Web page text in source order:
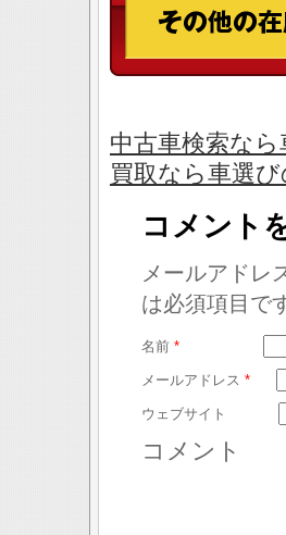
中古車検索な
買取なら車選
コメント
メールアドレ
は必須項目で
名前 *
メールアドレス *
ウェブサイト
コメント